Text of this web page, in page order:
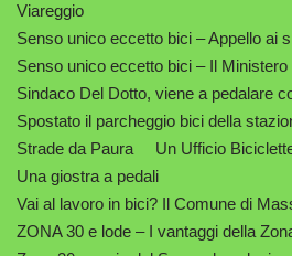
Viareggio
Senso unico eccetto bici – Appello ai
Senso unico eccetto bici – Il
Sindaco Del Dotto, viene a pedalare
Spostato il parcheggio bici della
Strade da Paura
Un Ufficio
Una giostra a pedali
Vai al lavoro in bici? Il Comune di
ZONA 30 e lode – I vantaggi della